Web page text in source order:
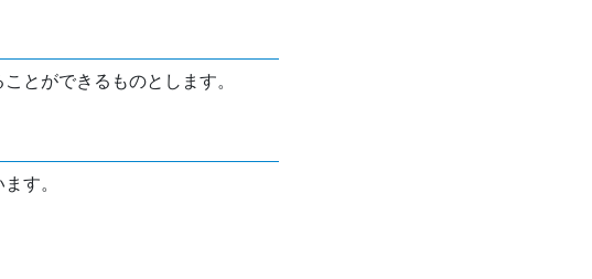
とができるものとします。
す。